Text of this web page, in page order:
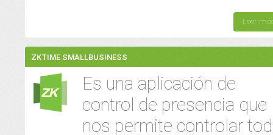
Leer
ZKTIME SMALLBUSINESS
Es una aplicación de
control de presencia que
nos permite controlar